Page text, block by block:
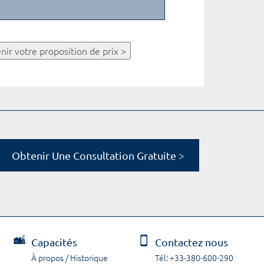
votre proposition de prix >
Obtenir Une Consultation Gratuite >
Capacités
À propos / Historique
Contactez nous
Tél: +33-380-600-290